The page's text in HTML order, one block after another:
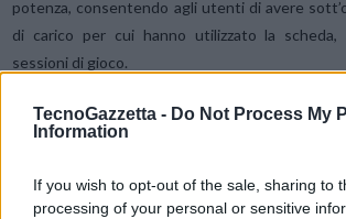
TecnoGazzetta - Do Not Process My
Information
If you wish to opt-out of the sale, sharing to
processing of your personal or sensitive
potenza, consentendo agli utenti di avere
di carico per cui hanno utilizzato la scheda,
sessioni di gioco.
Da vero prodotto premium, la ROG Matrix RTX
Quiet
a quella Performance
. Realizzata
produzioneASUS Auto Extreme, l’intero